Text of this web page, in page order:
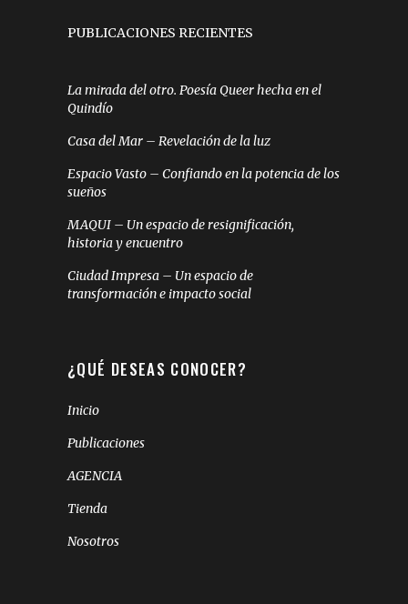
PUBLICACIONES RECIENTES
La mirada del otro. Poesía Queer hecha en el
Quindío
Casa del Mar – Revelación de la luz
Espacio Vasto – Confiando en la potencia de los
sueños
MAQUI – Un espacio de resignificación,
historia y encuentro
Ciudad Impresa – Un espacio de
transformación e impacto social
¿QUÉ DESEAS CONOCER?
Inicio
Publicaciones
AGENCIA
Tienda
Nosotros